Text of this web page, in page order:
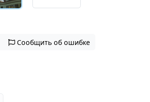
Сообщить об ошибке